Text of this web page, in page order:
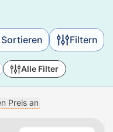
Sortieren Filtern
Alle Filter
Preis an